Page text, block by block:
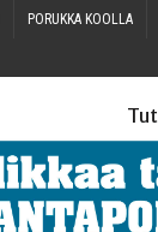
PORUK­KA KOOLLA